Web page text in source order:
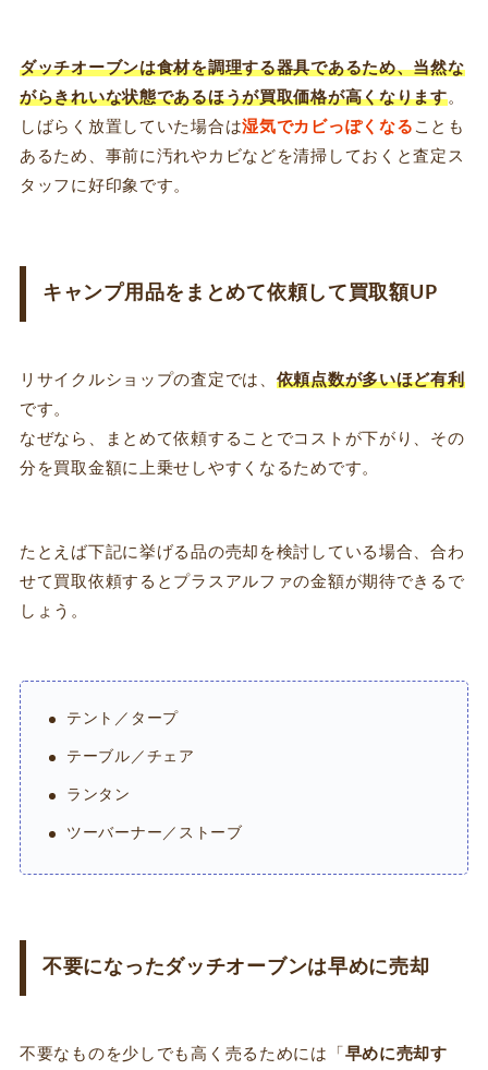
ダッチオーブンは食材を調理する器具であるため、当然な
がらきれいな状態であるほうが買取価格が高くなります。
しばらく放置していた場合は湿気でカビっぽくなる ことも
あるため、事前に汚れやカビなどを清掃しておくと査定ス
タッフに好印象です。
キャンプ用品をまとめて依頼して買取額UP
リサイクルショップの査定では、 依頼点数が多いほど有利
です。
なぜなら、まとめて依頼することでコストが下がり、その
分を買取金額に上乗せしやすくなるためです。
たとえば下記に挙げる品の売却を検討している場合、合わ
せて買取依頼するとプラスアルファの金額が期待できるで
しょう。
テント／タープ
テーブル／チェア
ランタン
ツーバーナー／ストーブ
不要になったダッチオーブンは早めに売却
不要なものを少しでも高く売るためには「 早めに売却す